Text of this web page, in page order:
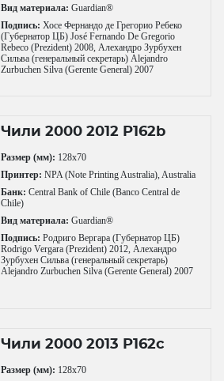
Вид материала: Guardian®
Подпись: Хосе Фернандо де Грегорио Ребеко
(Губернатор ЦБ) José Fernando De Gregorio
Rebeco (Prezident) 2008, Алехандро Зурбухен
Сильва (генеральный секретарь) Alejandro
Zurbuchen Silva (Gerente General) 2007
Чили 2000 2012 P162b
Размер (мм): 128x70
Принтер: NPA (Note Printing Australia), Australia
Банк: Central Bank of Chile (Banco Central de
Chile)
Вид материала: Guardian®
Подпись: Родриго Вергара (Губернатор ЦБ)
Rodrigo Vergara (Prezident) 2012, Алехандро
Зурбухен Сильва (генеральный секретарь)
Alejandro Zurbuchen Silva (Gerente General) 2007
Чили 2000 2013 P162c
Размер (мм): 128x70